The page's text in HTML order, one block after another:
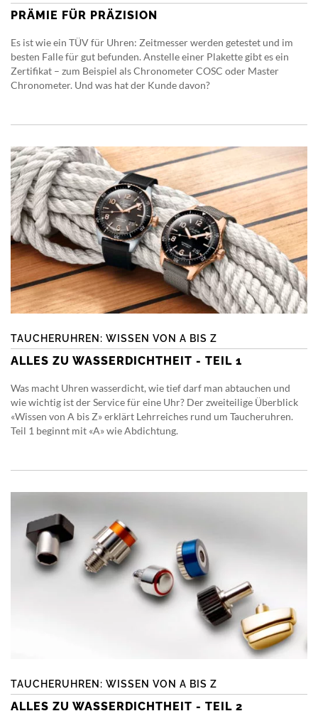
PRÄMIE FÜR PRÄZISION
Es ist wie ein TÜV für Uhren: Zeitmesser werden getestet und im
besten Falle für gut befunden. Anstelle einer Plakette gibt es ein
Zertifikat – zum Beispiel als Chronometer COSC oder Master
Chronometer. Und was hat der Kunde davon?
TAUCHERUHREN: WISSEN VON A BIS Z
ALLES ZU WASSERDICHTHEIT - TEIL 1
Was macht Uhren wasserdicht, wie tief darf man abtauchen und
wie wichtig ist der Service für eine Uhr? Der zweiteilige Überblick
«Wissen von A bis Z» erklärt Lehrreiches rund um Taucheruhren.
Teil 1 beginnt mit «A» wie Abdichtung.
TAUCHERUHREN: WISSEN VON A BIS Z
ALLES ZU WASSERDICHTHEIT - TEIL 2